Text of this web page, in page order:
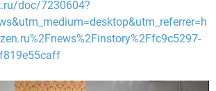
doc/7230604?